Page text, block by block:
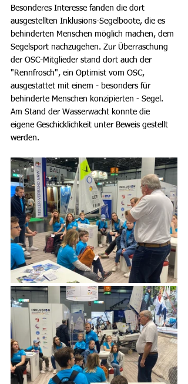
Besonderes Interesse fanden die dort
ausgestellten Inklusions-Segelboote, die es
behinderten Menschen möglich machen, dem
Segelsport nachzugehen. Zur Überraschung
der OSC-Mitglieder stand dort auch der
"Rennfrosch", ein Optimist vom OSC,
ausgestattet mit einem - besonders für
behinderte Menschen konzipierten - Segel.
Am Stand der Wasserwacht konnte die
eigene Geschicklichkeit unter Beweis gestellt
werden.